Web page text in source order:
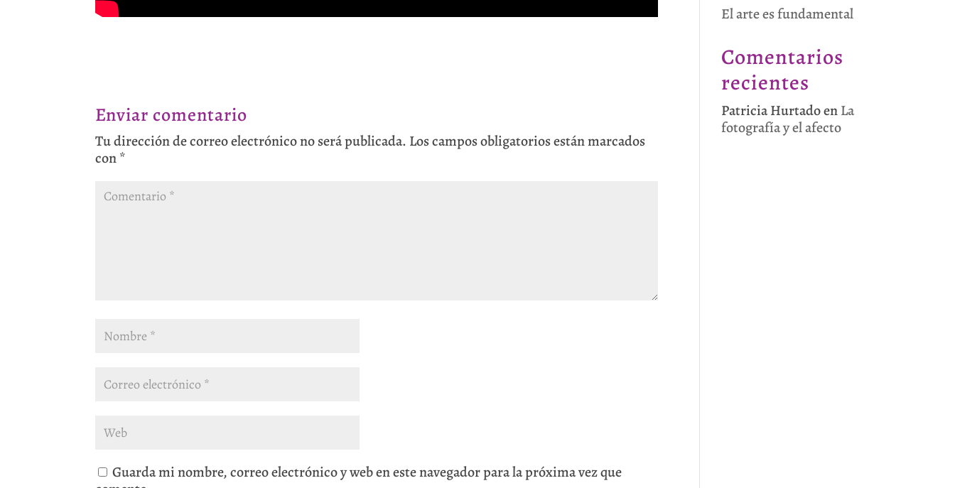
Enviar comentario
Tu dirección de correo electrónico no será publicada. Los campos obligatorios están marcados
con*
Guarda mi nombre, correo electrónico y web en este navegador para la próxima vez que
El arte es fundamental
Comentarios
recientes
Patricia HurtadoenLa
fotografía y el afecto